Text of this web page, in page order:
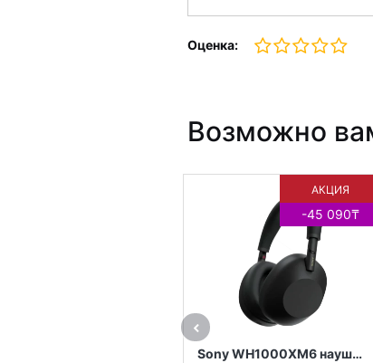
Оценка:
Возможно
НОВИНКА
АКЦИЯ
-45 090₸
Sony WH1000XM6 наушники беспроводные, цвет черный